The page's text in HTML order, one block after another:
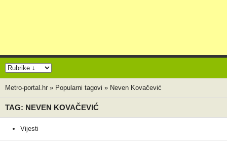
Metro-portal.hr » Popularni tagovi » Neven Kovačević
TAG: NEVEN KOVAČEVIĆ
Vijesti